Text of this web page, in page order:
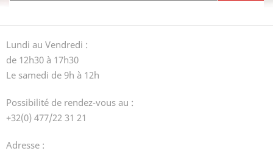
Lundi au Vendredi :
de 12h30 à 17h30
Le samedi de 9h à 12h
Possibilité de rendez-vous au :
+32(0) 477/22 31 21
Adresse :